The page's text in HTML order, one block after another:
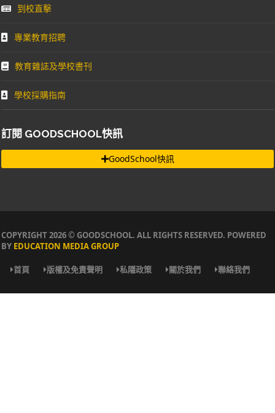
到校直擊
專業教育招聘
教育雜誌及學校書刊
學校採購指南
訂閱 GOODSCHOOL快訊
GoodSchool快訊
COPYRIGHT 2026 © GOODSCHOOL. ALL RIGHTS RESERVED. POWERED
BY EDUCATION MEDIA GROUP
首頁 版權及免責聲明 私隱政策 關於我們 聯絡我們